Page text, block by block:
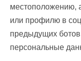
местоположению,
или профилю в
предыдущих
персональные